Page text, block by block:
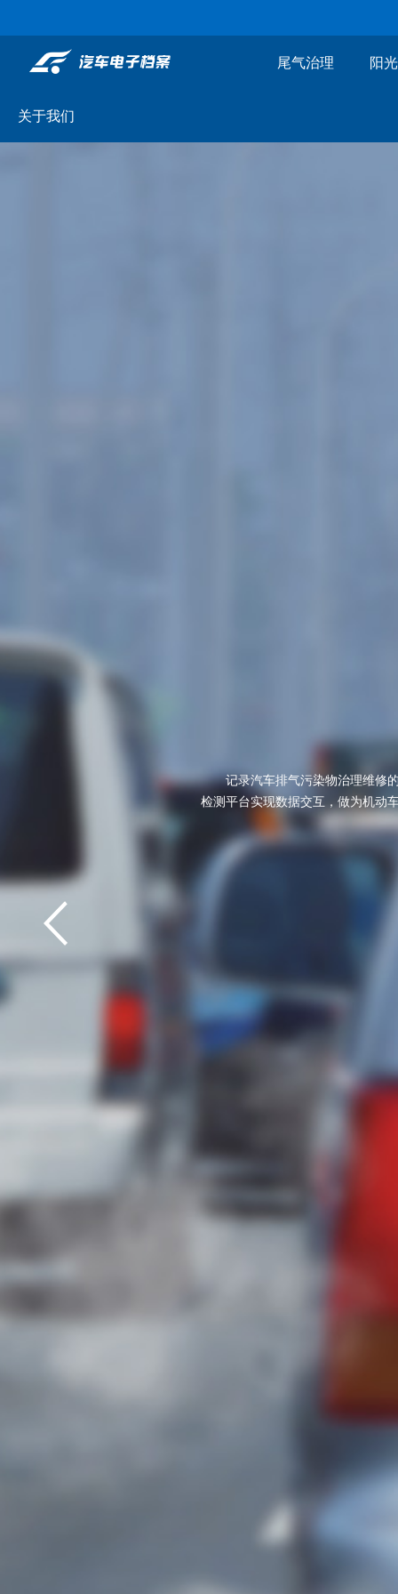
尾气治理 阳
关于我们
记录汽车排气污染物治理维修的
检测平台实现数据交互，做为机动